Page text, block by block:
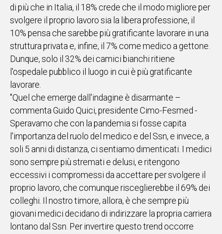
di più che in Italia, il 18% crede che il modo migliore per
svolgere il proprio lavoro sia la libera professione, il
10% pensa che sarebbe più gratificante lavorare in una
struttura privata e, infine, il 7% come medico a gettone.
Dunque, solo il 32% dei camici bianchi ritiene
l'ospedale pubblico il luogo in cui è più gratificante
lavorare.
"Quel che emerge dall'indagine è disarmante –
commenta Guido Quici, presidente Cimo-Fesmed -
Speravamo che con la pandemia si fosse capita
l'importanza del ruolo del medico e del Ssn, e invece, a
soli 5 anni di distanza, ci sentiamo dimenticati. I medici
sono sempre più stremati e delusi, e ritengono
eccessivi i compromessi da accettare per svolgere il
proprio lavoro, che comunque risceglierebbe il 69% dei
colleghi. Il nostro timore, allora, è che sempre più
giovani medici decidano di indirizzare la propria carriera
lontano dal Ssn. Per invertire questo trend occorre